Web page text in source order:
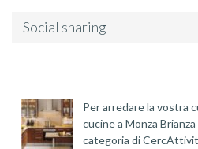
Social sharing
Per arredare la vostra
cucine a Monza
categoria di